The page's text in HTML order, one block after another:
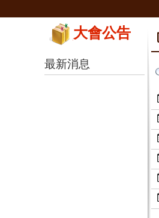
大會公告
最新消息